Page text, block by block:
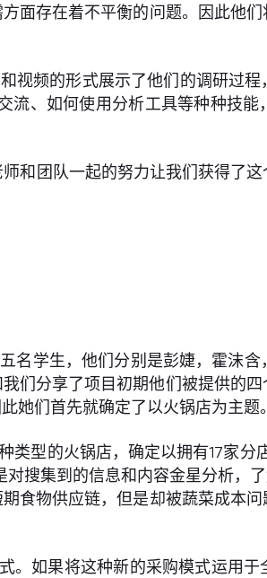
面存在着不平衡的问题。因此他
视频的形式展示了他们的调研过
、如何使用分析工具等种种技
和团队一起的努力让我们获得了
名学生，他们分别是彭婕，霍沫
们分享了项目初期他们被提供的
她们首先就确定了以火锅店为主题。
型的火锅店，确定以拥有17家分
搜集到的信息和内容金星分析，
食物供应链，但是却被蔬菜成本
。如果将这种新的采购模式运用